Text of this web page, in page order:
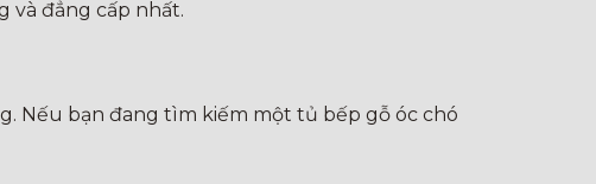
và đẳng cấp nhất.
Nếu bạn đang tìm kiếm một tủ bếp gỗ óc chó